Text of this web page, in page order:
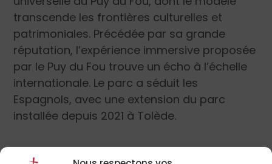
transcende les frontières culturelles et
patrimoniales. Précédée par sa grande
réputation, l’expérience immersive proposée
par le Puy du Fou trouve un écho à l’échelle
internationale. Le parc a séduit les
Espagnols, avec une extension du parc
installée depuis 2021 à Tolède.